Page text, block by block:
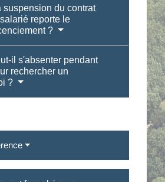
suspension du contrat
reporte le
?
il s'absenter pendant
rechercher un
?